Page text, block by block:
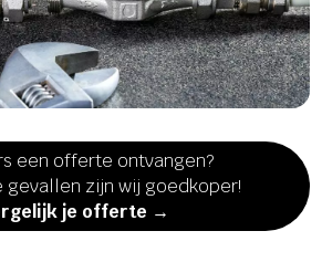
een offerte ontvangen?
gevallen zijn wij goedkoper!
je offerte →